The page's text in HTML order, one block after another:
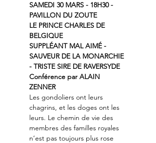
SAMEDI 30 MARS - 18H30 -
PAVILLON DU ZOUTE
LE PRINCE CHARLES DE
BELGIQUE
SUPPLÉANT MAL AIMÉ -
SAUVEUR DE LA MONARCHIE
- TRISTE SIRE DE RAVERSYDE
Conférence par ALAIN
ZENNER
Les gondoliers ont leurs
chagrins, et les doges ont les
leurs. Le chemin de vie des
membres des familles royales
n’est pas toujours plus rose